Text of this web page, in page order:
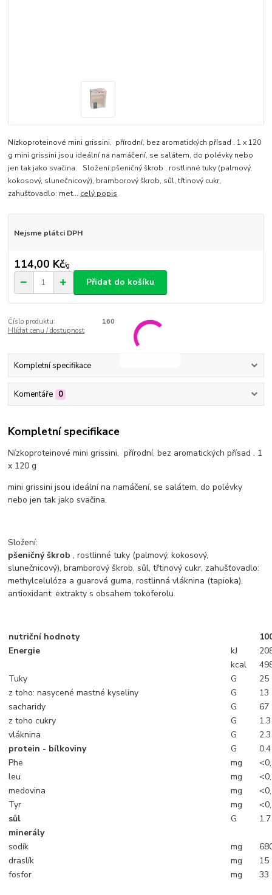
Nízkoproteinové mini grissini, přírodní, bez aromatických přísad . 1 x 120
g mini grissini jsou ideální na namáčení, se salátem, do polévky nebo
jen tak jako svačina. Složení:pšeničný škrob , rostlinné tuky (palmový,
kokosový, slunečnicový), bramborový škrob, sůl, třtinový cukr,
zahušťovadlo: met... celý popis
Nejsme plátci DPH
114,00 Kč/g
Přidat do košíku
Číslo produktu:
160
Hlídat cenu / dostupnost
Kompletní specifikace
Komentáře 0
Kompletní specifikace
Nízkoproteinové mini grissini,přírodní, bez aromatických přísad . 1
x 120 g
mini grissini jsou ideální na namáčení, se salátem, do polévky
nebo jen tak jako svačina.
Složení:
pšeničný škrob , rostlinné tuky (palmový, kokosový,
slunečnicový), bramborový škrob, sůl, třtinový cukr, zahušťovadlo:
methylcelulóza a guarová guma, rostlinná vláknina (tapioka),
antioxidant: extrakty s obsahem tokoferolu.
nutriční hodnoty
Energie
kJ
kcal
Tuky
G
25
z toho: nasycené mastné kyseliny
G
13
sacharidy
G
67
z toho cukry
G
1.3
vláknina
G
2.3
protein - bílkoviny
G
0,4
Phe
mg
leu
mg
medovina
mg
Tyr
mg
sůl
G
1.7
minerály
sodík
mg
draslík
mg
15
fosfor
mg 33